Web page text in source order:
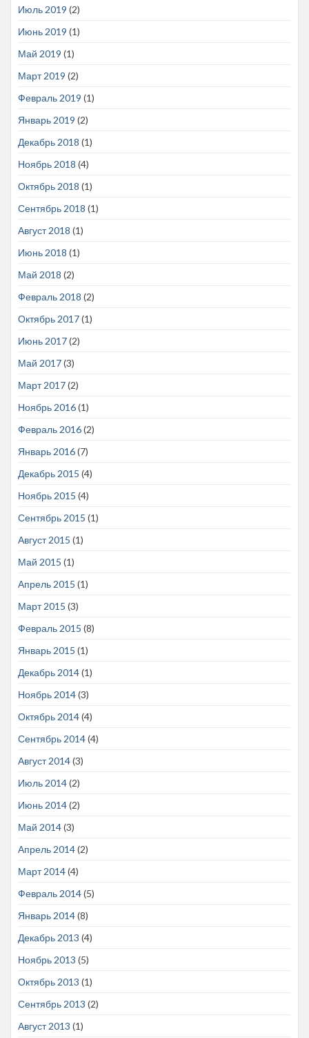
Июль 2019 (2)
Июнь 2019 (1)
Май 2019 (1)
Март 2019 (2)
Февраль 2019 (1)
Январь 2019 (2)
Декабрь 2018 (1)
Ноябрь 2018 (4)
Октябрь 2018 (1)
Сентябрь 2018 (1)
Август 2018 (1)
Июнь 2018 (1)
Май 2018 (2)
Февраль 2018 (2)
Октябрь 2017(1)
Июнь 2017(2)
Май 2017(3)
Март 2017(2)
Ноябрь 2016(1)
Февраль 2016(2)
Январь 2016(7)
Декабрь 2015 (4)
Ноябрь 2015 (4)
Сентябрь 2015 (1)
Август 2015 (1)
Май 2015 (1)
Апрель 2015 (1)
Март 2015 (3)
Февраль 2015 (8)
Январь 2015 (1)
Декабрь 2014(1)
Ноябрь 2014(3)
Октябрь 2014(4)
Сентябрь 2014(4)
Август 2014(3)
Июль 2014(2)
Июнь 2014(2)
Май 2014(3)
Апрель 2014(2)
Март 2014(4)
Февраль 2014(5)
Январь 2014(8)
Декабрь 2013 (4)
Ноябрь 2013 (5)
Октябрь 2013 (1)
Сентябрь 2013 (2)
Август 2013 (1)